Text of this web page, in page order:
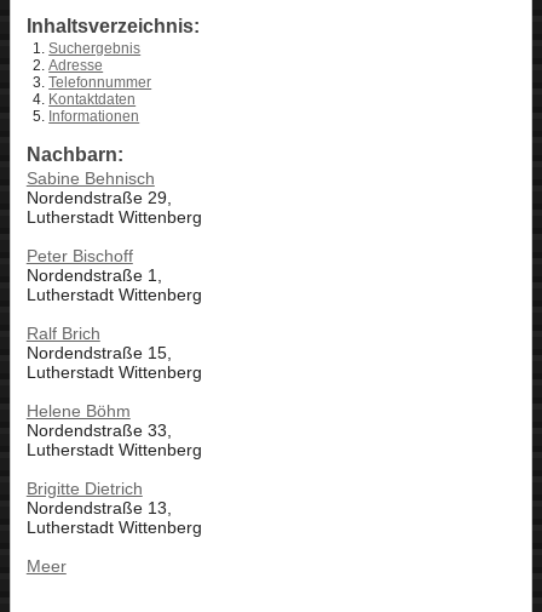
Inhaltsverzeichnis:
Suchergebnis
Adresse
Telefonnummer
Kontaktdaten
Informationen
Nachbarn:
Sabine Behnisch
Nordendstraße 29,
Lutherstadt Wittenberg
Peter Bischoff
Nordendstraße 1,
Lutherstadt Wittenberg
Ralf Brich
Nordendstraße 15,
Lutherstadt Wittenberg
Helene Böhm
Nordendstraße 33,
Lutherstadt Wittenberg
Brigitte Dietrich
Nordendstraße 13,
Lutherstadt Wittenberg
Meer